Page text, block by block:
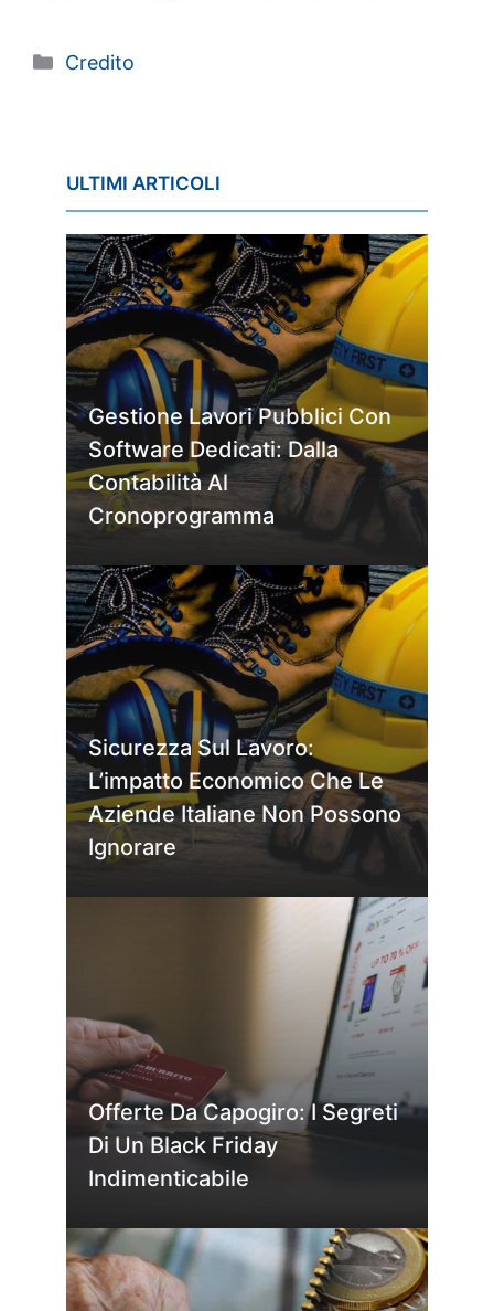
Categorie
Credito
ULTIMI ARTICOLI
Gestione Lavori Pubblici Con
Software Dedicati: Dalla
Contabilità Al
Cronoprogramma
Sicurezza Sul Lavoro:
L’impatto Economico Che Le
Aziende Italiane Non Possono
Ignorare
Offerte Da Capogiro: I Segreti
Di Un Black Friday
Indimenticabile